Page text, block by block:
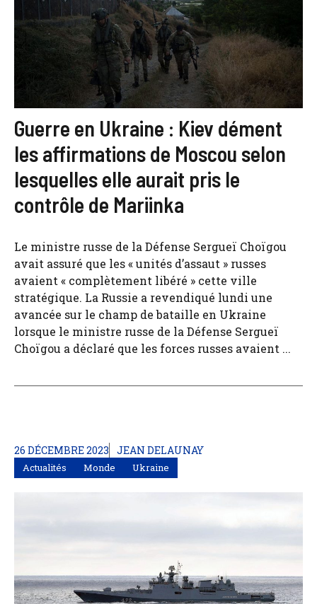
Guerre en Ukraine : Kiev dément
les affirmations de Moscou selon
lesquelles elle aurait pris le
contrôle de Mariinka
Le ministre russe de la Défense Sergueï Choïgou
avait assuré que les « unités d’assaut » russes
avaient « complètement libéré » cette ville
stratégique. La Russie a revendiqué lundi une
avancée sur le champ de bataille en Ukraine
lorsque le ministre russe de la Défense Sergueï
Choïgou a déclaré que les forces russes avaient ...
26 DÉCEMBRE 2023 JEAN DELAUNAY
Actualités Monde Ukraine